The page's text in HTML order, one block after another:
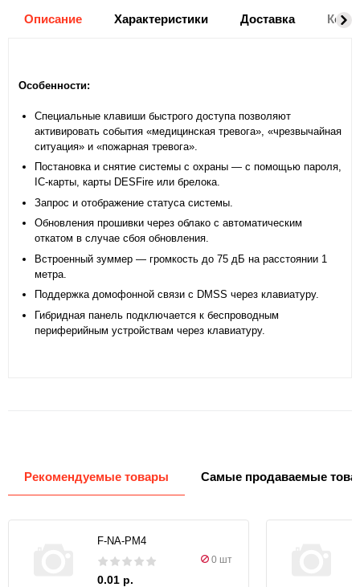
Описание Характеристики Доставка
Особенности:
Специальные клавиши быстрого доступа позволяют
активировать события «медицинская тревога», «чрезвычайная
ситуация» и «пожарная тревога».
Постановка и снятие системы с охраны — с помощью пароля,
IC‑карты, карты DESFire или брелока.
Запрос и отображение статуса системы.
Обновления прошивки через облако с автоматическим
откатом в случае сбоя обновления.
Встроенный зуммер — громкость до 75 дБ на расстоянии 1
метра.
Поддержка домофонной связи с DMSS через клавиатуру.
Гибридная панель подключается к беспроводным
периферийным устройствам через клавиатуру.
Рекомендуемые товары Самые продаваемые
F-NA-PM4
0 шт
0.01 р.